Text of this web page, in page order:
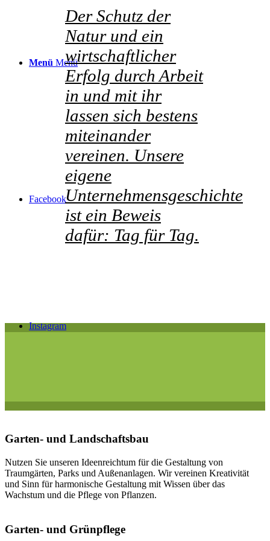
Menü Menü
Facebook
Instagram
Der Schutz der
Natur und ein
wirtschaftlicher
Erfolg durch Arbeit
in und mit ihr
lassen sich bestens
miteinander
vereinen. Unsere
eigene
Unternehmensgeschichte
ist ein Beweis
dafür: Tag für Tag.
Was
können
Garten- und Landschaftsbau
Nutzen Sie unseren Ideenreichtum für die Gestaltung von
Traumgärten, Parks und Außenanlagen. Wir vereinen Kreativität
und Sinn für harmonische Gestaltung mit Wissen über das
Wachstum und die Pflege von Pflanzen.
Garten- und Grünpflege